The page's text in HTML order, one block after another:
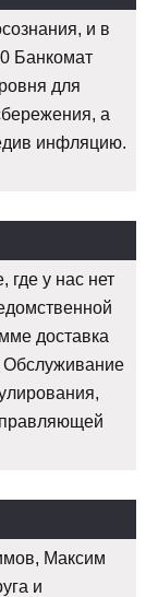
и в
Банкомат
для
а
инфляцию.
у нас нет
доставка
Обслуживание
Максим
и